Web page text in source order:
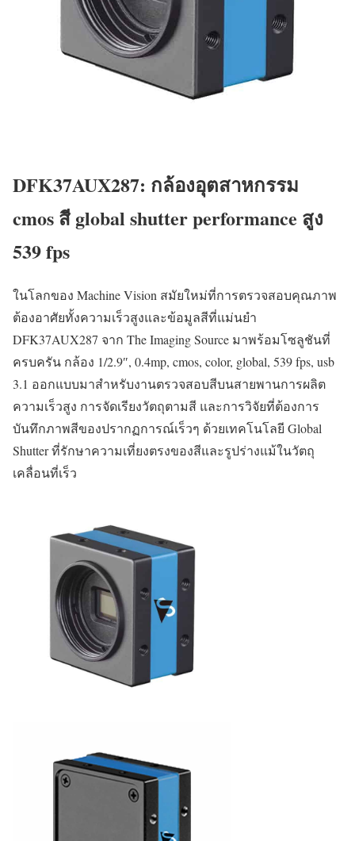
DFK37AUX287: กล้องอุตสาหกรรม
cmos สี global shutter performance สูง
539 fps
ในโลกของ Machine Vision สมัยใหม่ที่การตรวจสอบคุณภาพ
ต้องอาศัยทั้งความเร็วสูงและข้อมูลสีที่แม่นยำ
DFK37AUX287 จาก The Imaging Source มาพร้อมโซลูชันที่
ครบครัน กล้อง 1/2.9″, 0.4mp, cmos, color, global, 539 fps, usb
3.1 ออกแบบมาสำหรับงานตรวจสอบสีบนสายพานการผลิต
ความเร็วสูง การจัดเรียงวัตถุตามสี และการวิจัยที่ต้องการ
บันทึกภาพสีของปรากฏการณ์เร็วๆ ด้วยเทคโนโลยี Global
Shutter ที่รักษาความเที่ยงตรงของสีและรูปร่างแม้ในวัตถุ
เคลื่อนที่เร็ว